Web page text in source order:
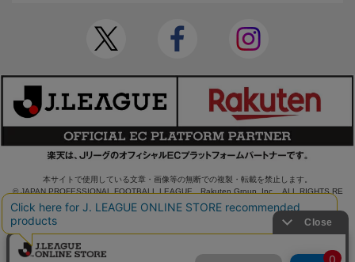
本サイトで使用している文章・画像等の無断での複製・転載を禁止します。
© JAPAN PROFESSIONAL FOOTBALL LEAGUE Rakuten Group, Inc. ALL RIGHTS RE
SERVED.